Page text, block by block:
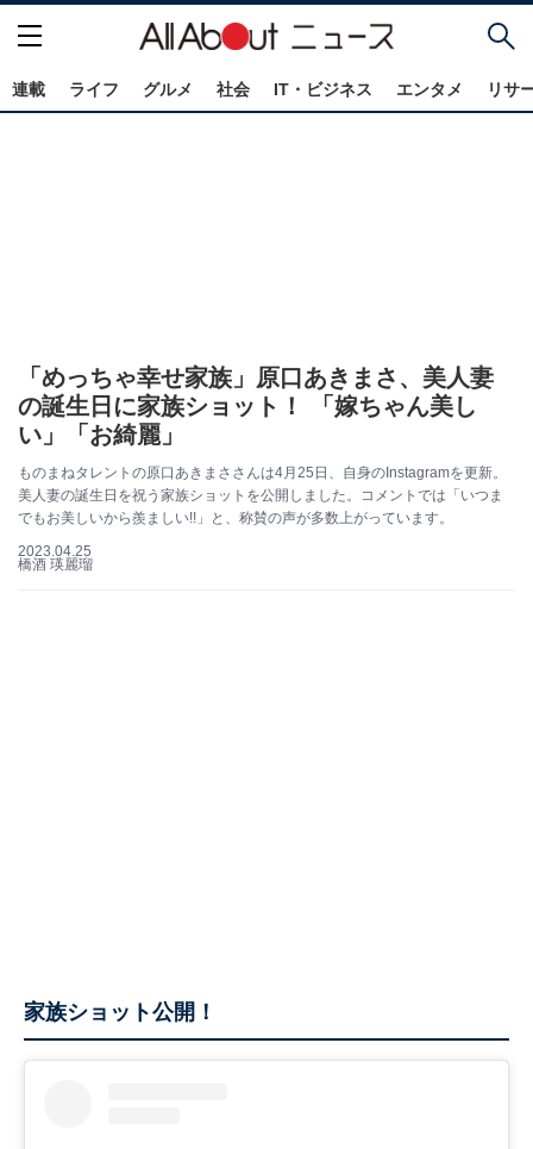
連載 ライフ グルメ 社会 IT・ビジネス エンタメ リサ
「めっちゃ幸せ家族」原口あきまさ、美人妻
の誕生日に家族ショット！ 「嫁ちゃん美し
い」「お綺麗」
ものまねタレントの原口あきまささんは4月25日、自身のInstagramを更新。
美人妻の誕生日を祝う家族ショットを公開しました。コメントでは「いつま
でもお美しいから羨ましい!!」と、称賛の声が多数上がっています。
2023.04.25
橋酒 瑛麗瑠
家族ショット公開！